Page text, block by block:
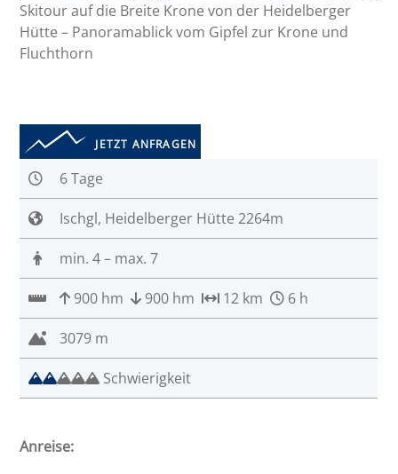
Skitour auf die Breite Krone von der Heidelberger
Hütte – Panoramablick vom Gipfel zur Krone und
Fluchthorn
JETZT ANFRAGEN
6 Tage
Ischgl, Heidelberger Hütte 2264m
min. 4 – max. 7
900 hm 900 hm 12 km 6 h
3079 m
Schwierigkeit
Anreise: